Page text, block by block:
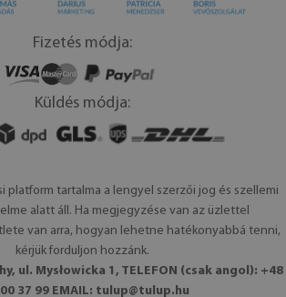
Fizetés módja:
Küldés módja:
platform tartalma a lengyel szerzői jog és szellemi
alatt áll. Ha megjegyzése van az üzlettel
van arra, hogyan lehetne hatékonyabbá tenni,
kérjük forduljon hozzánk.
ul. Mysłowicka 1, TELEFON (csak angol): +48
37 99 EMAIL: tulup@tulup.hu